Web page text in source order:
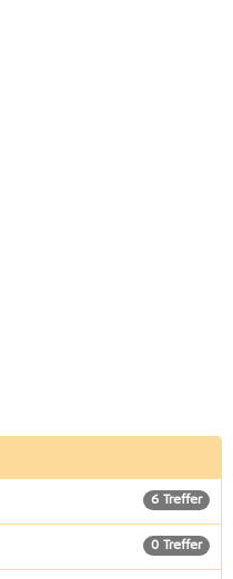
6 Treffer
0 Treffer